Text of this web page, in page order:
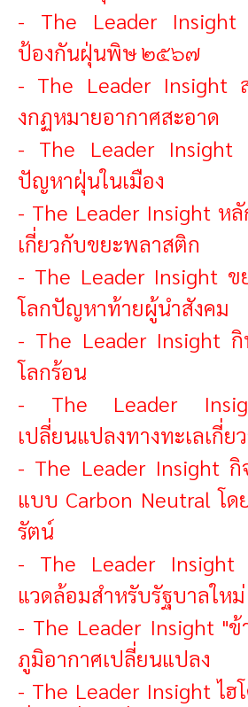
- The Leader Insight
ป้องกันฝุ่นพิษ ๒๕๖๗
- The Leader Insight
งกฏหมายอากาศสะอาด
- The Leader Insight
ปัญหาฝุ่นในเมือง
- The Leader Insight ห
เกี่ยวกับขยะพลาสติก
- The Leader Insight
โลกปัญหาท้ายผู้นำสังคม
- The Leader Insight
โลกร้อน
- The Leader
เปลี่ยนแปลงทางทะเลเกี่ย
- The Leader Insight กิ
แบบ Carbon Neutral โด
รัตน์
- The Leader Insight
แวดล้อมสำหรับรัฐบาลใหม่
- The Leader Insight "ข้
ภูมิอากาศเปลี่ยนแปลง
- The Leader Insight ไฮ